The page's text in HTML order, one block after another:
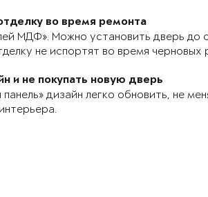
во время ремонта
МДФ». Можно установить дверь до
не испортят во время черновых
и не покупать новую дверь
дизайн легко обновить, не